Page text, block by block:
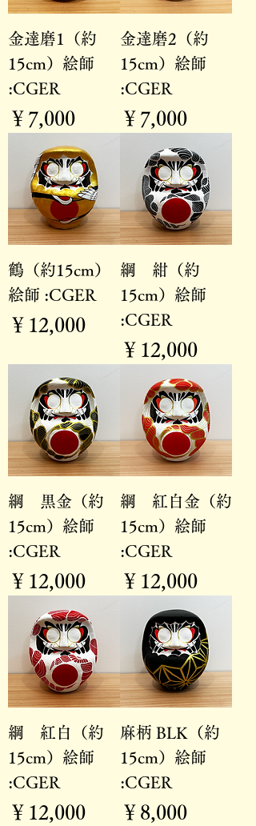
金達磨1（約
15cm）絵師
:CGER
価格
￥7,000
金達磨2（約
15cm）絵師
:CGER
価格
￥7,000
鶴（約15cm）
絵師 :CGER
価格
￥12,000
綱 紺（約
15cm）絵師
:CGER
価格
￥12,000
綱 黒金（約
15cm）絵師
:CGER
価格
￥12,000
綱 紅白金（約
15cm）絵師
:CGER
価格
￥12,000
綱 紅白（約
15cm）絵師
:CGER
価格
￥12,000
麻柄 BLK（約
15cm）絵師
:CGER
価格
￥8,000